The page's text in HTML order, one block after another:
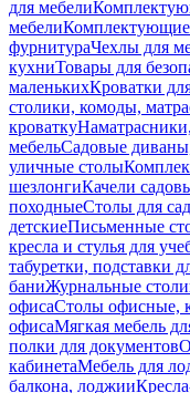
для мебели
мебелиКомплектующие
фурнитураЧехлы для
кухниТовары для
маленькихКроватки
столики, комоды,
кроватку
мебельСадовые
уличные столы
шезлонгиКачели
походныеСтолы для
детскиеПисьменные
кресла и стулья для
табуретки, подставки
баниЖурнальные
офисаСтолы офисные,
офисаМягкая мебель
полки для документов
кабинетаМебель для
балкона, лоджии